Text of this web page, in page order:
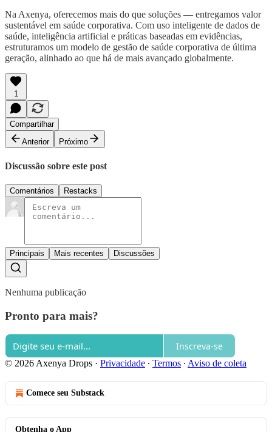
Na Axenya, oferecemos mais do que soluções — entregamos valor
sustentável em saúde corporativa. Com uso inteligente de dados de
saúde, inteligência artificial e práticas baseadas em evidências,
estruturamos um modelo de gestão de saúde corporativa de última
geração, alinhado ao que há de mais avançado globalmente.
1
Compartilhar
Anterior
Próximo
Discussão sobre este post
Comentários Restacks
Principais Mais recentes Discussões
Nenhuma publicação
Pronto para mais?
Inscreva-se
© 2026 Axenya Drops · Privacidade ∙ Termos ∙ Aviso de coleta
Comece seu Substack
Obtenha o App